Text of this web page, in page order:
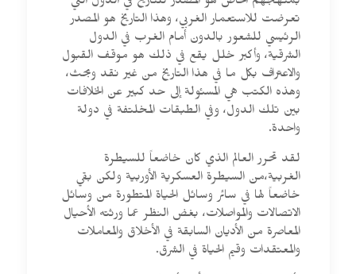
تعرضت للاستعمار الغربي، وهذا التاريخ هو المصدر
الرئيسي للشعور بالدون أمام الغرب في الدول
الشرقية، وأكبر خلل يقع في ذلك هو موقف القبول
والاعتراف بكل ما في هذا التاريخ من غير نقد وبحث،
وهذه الكتب هي المسئولة إلى حد كبير عن الخلافات
بين تلك الدول، وفي الطبقات المخلتفة في دولة
واحدة.
لقد تحرر العالم الذي كان خاضعاً للسيطرة
الغربية،من السيطرة العسكرية الأوربية ولكن بقي
خاضعاً لها في سائر وسائل الحياة المتطورة من وسائل
الاتصالات والمواصلات، بغض النظر عما ورثته الأحيال
المعاصرة من الأديان السابقة في الأخلاق والمعاملات
والمعتقدات وقيم الحياة في الشرق.